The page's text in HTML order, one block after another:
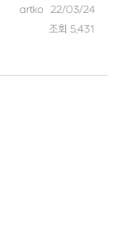
artko 22/03/24
조회 5,431